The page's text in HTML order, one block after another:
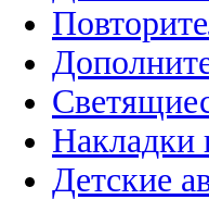
Накладки
Детские